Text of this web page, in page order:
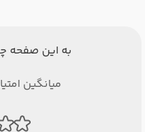
به این صفحه
میانگین امتیاز 0 از 5 ( از 0